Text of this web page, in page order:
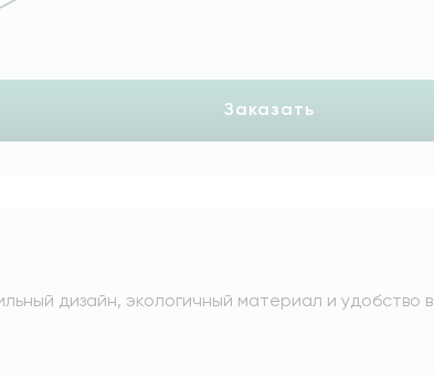
Заказать
дизайн, экологичный материал и удобство в